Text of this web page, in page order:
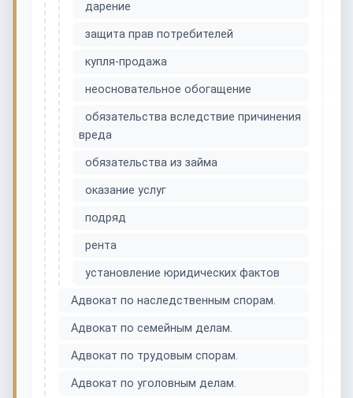
дарение
защита прав потребителей
купля-продажа
неосновательное обогащение
обязательства вследствие причинения
вреда
обязательства из займа
оказание услуг
подряд
рента
установление юридических фактов
Адвокат по наследственным спорам.
Адвокат по семейным делам.
Адвокат по трудовым спорам.
Адвокат по уголовным делам.